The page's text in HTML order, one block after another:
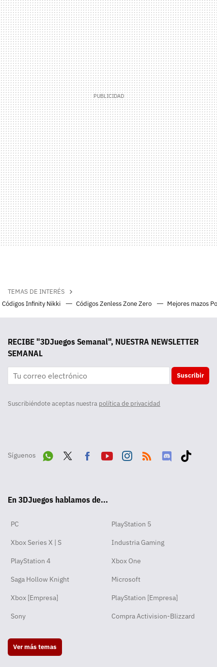
TEMAS DE INTERÉS
Códigos Infinity Nikki
Códigos Zenless Zone Zero Mejores mazos
RECIBE "3DJuegos Semanal", NUESTRA NEWSLETTER
SEMANAL
Suscribir
Suscribiéndote aceptas nuestra política de privacidad
Síguenos
pp
ok
En 3DJuegos hablamos de...
PC PlayStation 5
Xbox Series X | S Industria Gaming
PlayStation 4 Xbox One
Saga Hollow Knight Microsoft
Xbox [Empresa] PlayStation [Empresa]
Sony Compra Activision-Blizzard
Ver más temas